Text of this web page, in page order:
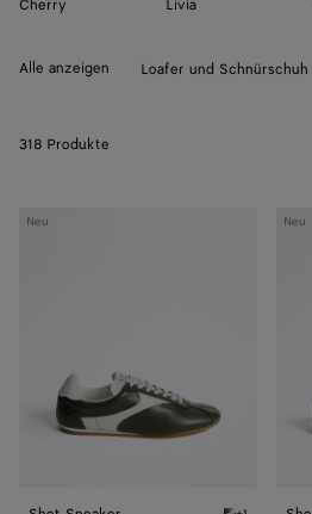
Cherry Livia
Alle anzeigen Loafer und Schnürschuh
318 Produkte
Neu
Shot
Neu
Shot